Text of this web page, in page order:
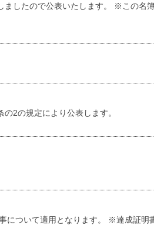
したので公表いたします。 ※この名
2の規定により公表します。
について適用となります。 ※達成証明